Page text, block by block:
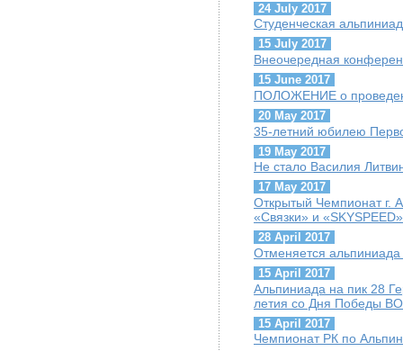
24 July 2017
Студенческая
15 July 2017
Внеочередная
15 June 2017
ПОЛОЖЕНИЕ о
20 May 2017
35-летний юбилею
19 May 2017
Не стало Василия
17 May 2017
Открытый Чемпионат г.
«Связки» и «SKYSPEED»
28 April 2017
Отменяется
15 April 2017
Альпиниада на пик 28
летия со Дня Победы
15 April 2017
Чемпионат РК по